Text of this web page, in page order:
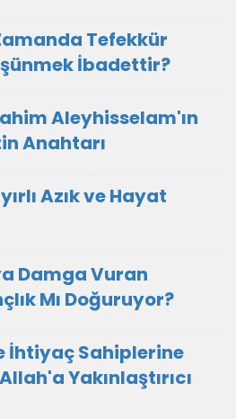
Tefekkür
İbadettir?
Aleyhisselam'ın
Anahtarı
Azık ve Hayat
Damga Vuran
Mı Doğuruyor?
İhtiyaç Sahiplerine
Yakınlaştırıcı